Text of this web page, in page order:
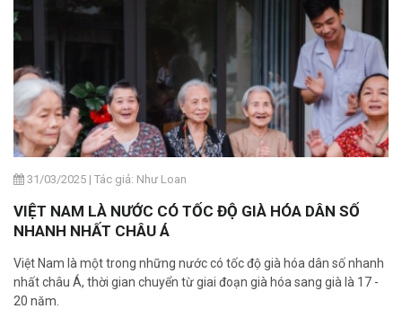
31/03/2025 | Tác giả: Như Loan
VIỆT NAM LÀ NƯỚC CÓ TỐC ĐỘ GIÀ HÓA DÂN SỐ
NHANH NHẤT CHÂU Á
Việt Nam là một trong những nước có tốc độ già hóa dân số nhanh
nhất châu Á, thời gian chuyển từ giai đoạn già hóa sang già là 17 -
20 năm.